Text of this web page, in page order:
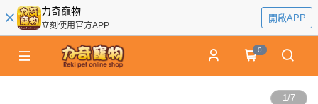
力奇寵物
立刻使用官方APP
開啟APP
0
1/7